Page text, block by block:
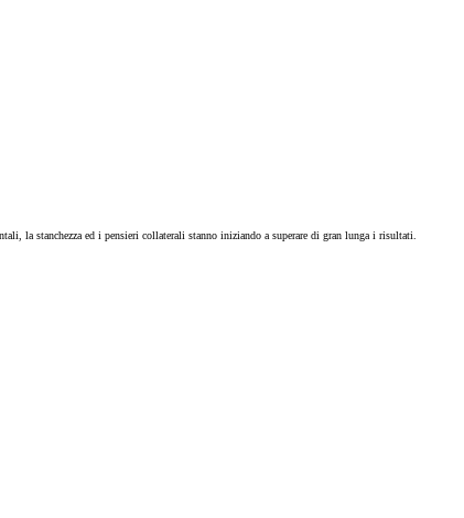
la stanchezza ed i pensieri collaterali stanno iniziando a superare di gran lunga i risultati.